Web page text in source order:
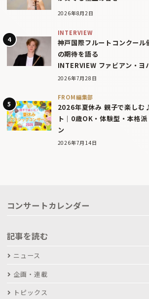
2026年8月2日
INTERVIEW
神戸国際フルートコンクール
の期待を語る
INTERVIEW ファビアン・ヨ
2026年7月28日
FROM編集部
2026年夏休み 親子で楽しむ
ト｜0歳OK・体験型・本格
ン
2026年7月14日
コンサートカレンダー
記事を読む
ニュース
企画・連載
トピックス